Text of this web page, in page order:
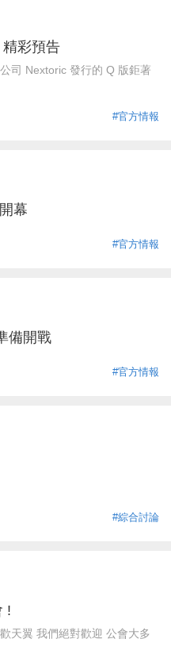
精彩預告
司 Nextoric 發行的 Q 版鉅著
#官方情報
幕
#官方情報
備開戰
#官方情報
#綜合討論
!
天翼 我們絕對歡迎 公會大多